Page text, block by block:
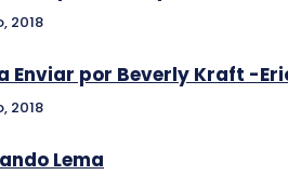
2018
Enviar por Beverly Kraft -
2018
Lema